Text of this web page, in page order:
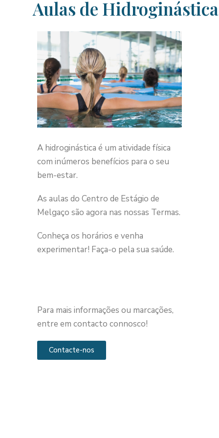
Aulas de Hidroginástica
A hidroginástica é um atividade física
com inúmeros benefícios para o seu
bem-estar.
As aulas do Centro de Estágio de
Melgaço são agora nas nossas Termas.
Conheça os horários e venha
experimentar! Faça-o pela sua saúde.
Para mais informações ou marcações,
entre em contacto connosco!
Contacte-nos